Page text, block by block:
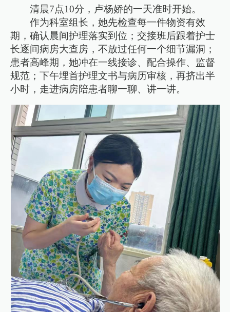
清晨7点10分，卢杨娇的一天准时开始。
作为科室组长，她先检查每一件物资有效
期，确认晨间护理落实到位；交接班后跟着护士
长逐间病房大查房，不放过任何一个细节漏洞；
患者高峰期，她冲在一线接诊、配合操作、监督
规范；下午埋首护理文书与病历审核，再挤出半
小时，走进病房陪患者聊一聊、讲一讲。